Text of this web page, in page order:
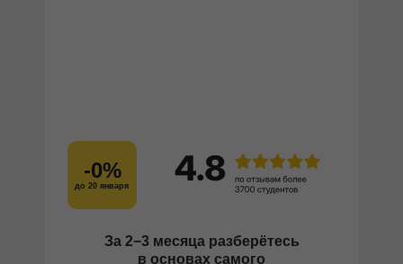
За 2−3 месяцаразберётесь
в основах самого
-0%
до 20 января